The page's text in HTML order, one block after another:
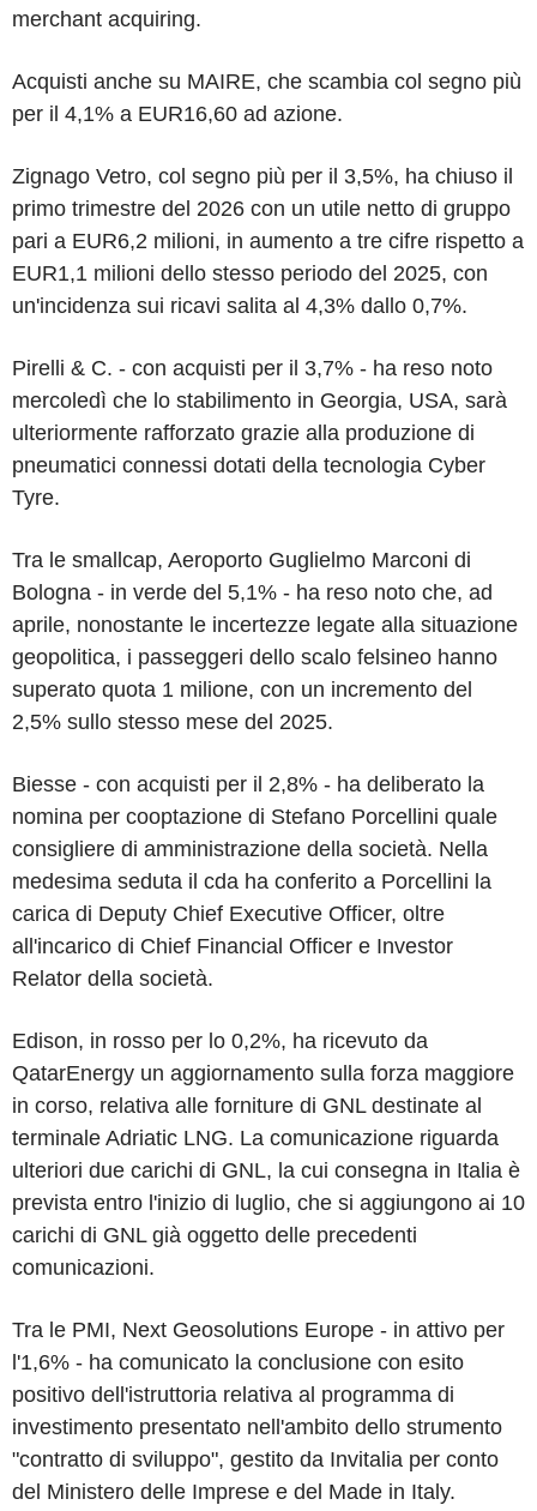
merchant acquiring.
Acquisti anche su MAIRE, che scambia col segno più
per il 4,1% a EUR16,60 ad azione.
Zignago Vetro, col segno più per il 3,5%, ha chiuso il
primo trimestre del 2026 con un utile netto di gruppo
pari a EUR6,2 milioni, in aumento a tre cifre rispetto a
EUR1,1 milioni dello stesso periodo del 2025, con
un'incidenza sui ricavi salita al 4,3% dallo 0,7%.
Pirelli & C. - con acquisti per il 3,7% - ha reso noto
mercoledì che lo stabilimento in Georgia, USA, sarà
ulteriormente rafforzato grazie alla produzione di
pneumatici connessi dotati della tecnologia Cyber
Tyre.
Tra le smallcap, Aeroporto Guglielmo Marconi di
Bologna - in verde del 5,1% - ha reso noto che, ad
aprile, nonostante le incertezze legate alla situazione
geopolitica, i passeggeri dello scalo felsineo hanno
superato quota 1 milione, con un incremento del
2,5% sullo stesso mese del 2025.
Biesse - con acquisti per il 2,8% - ha deliberato la
nomina per cooptazione di Stefano Porcellini quale
consigliere di amministrazione della società. Nella
medesima seduta il cda ha conferito a Porcellini la
carica di Deputy Chief Executive Officer, oltre
all'incarico di Chief Financial Officer e Investor
Relator della società.
Edison, in rosso per lo 0,2%, ha ricevuto da
QatarEnergy un aggiornamento sulla forza maggiore
in corso, relativa alle forniture di GNL destinate al
terminale Adriatic LNG. La comunicazione riguarda
ulteriori due carichi di GNL, la cui consegna in Italia è
prevista entro l'inizio di luglio, che si aggiungono ai 10
carichi di GNL già oggetto delle precedenti
comunicazioni.
Tra le PMI, Next Geosolutions Europe - in attivo per
l'1,6% - ha comunicato la conclusione con esito
positivo dell'istruttoria relativa al programma di
investimento presentato nell'ambito dello strumento
"contratto di sviluppo", gestito da Invitalia per conto
del Ministero delle Imprese e del Made in Italy.